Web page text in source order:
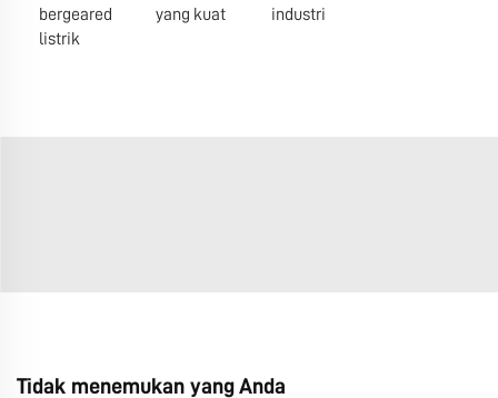
bergeared
listrik
yang kuat
industri
Tidak menemukan yang Anda